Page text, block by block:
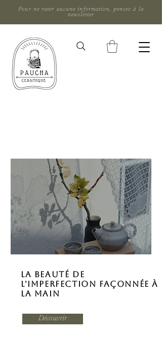
Pour ne rater aucune information, pensez à la
newsletter
La beauté de
l'imperfection façonnée à
la main
Découvrir